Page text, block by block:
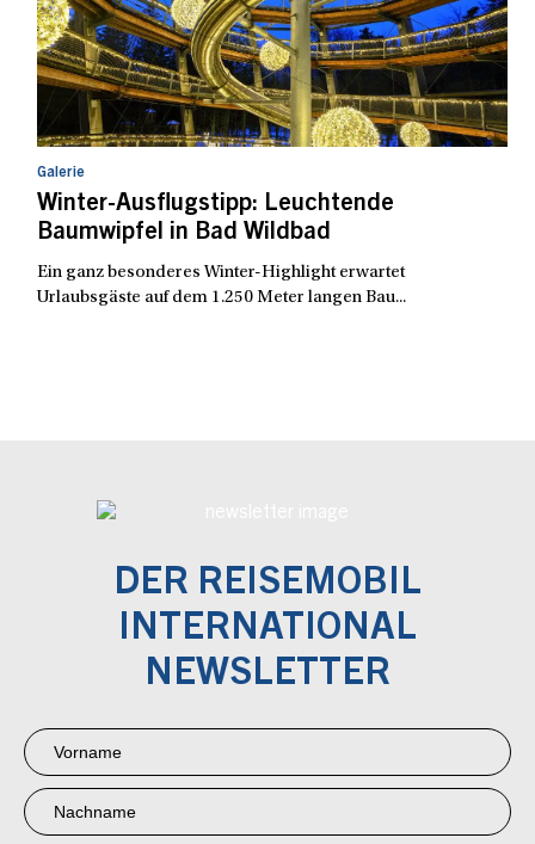
Galerie
Winter-Ausflugstipp: Leuchtende
Baumwipfel in Bad Wildbad
Ein ganz besonderes Winter-Highlight erwartet
Urlaubsgäste auf dem 1.250 Meter langen Bau...
DER REISEMOBIL
INTERNATIONAL
NEWSLETTER
Newsletter
Anmeldung
RMI